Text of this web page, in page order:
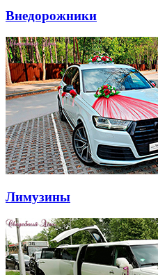
Внедорожники
Лимузины